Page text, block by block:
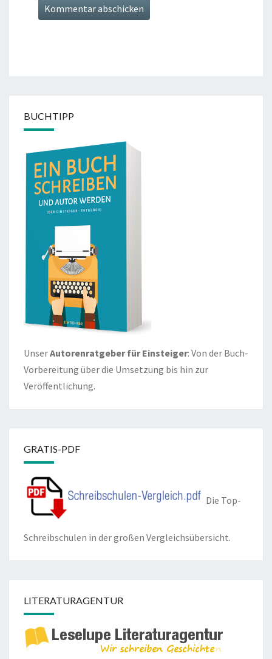
BUCHTIPP
UnserAutorenratgeber für Einsteiger: Von der Buch-
Vorbereitung über die Umsetzung bis hin zur
Veröffentlichung.
GRATIS-PDF
Die Top-
Schreibschulen in der großen Vergleichsübersicht.
LITERATURAGENTUR